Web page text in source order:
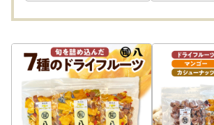
※マイナンバーカードの署名用電子証明書
い。
※マイナンバーカードの暗証番号【券面事
番号（4桁）、および署名用電子証明用暗
桁）】が必要です。
※電子証明書の有効期限が過ぎている、も